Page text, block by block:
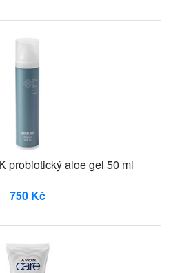
probiotický aloe gel 50 ml
750 Kč